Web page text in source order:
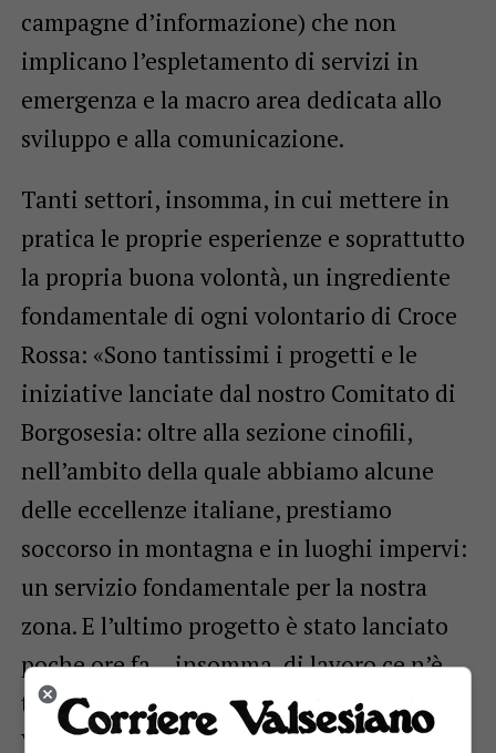
campagne d’informazione) che non
implicano l’espletamento di servizi in
emergenza e la macro area dedicata allo
sviluppo e alla comunicazione.
Tanti settori, insomma, in cui mettere in
pratica le proprie esperienze e soprattutto
la propria buona volontà, un ingrediente
fondamentale di ogni volontario di Croce
Rossa: «Sono tantissimi i progetti e le
iniziative lanciate dal nostro Comitato di
Borgosesia: oltre alla sezione cinofili,
nell’ambito della quale abbiamo alcune
delle eccellenze italiane, prestiamo
soccorso in montagna e in luoghi impervi:
un servizio fondamentale per la nostra
zona. E l’ultimo progetto è stato lanciato
poche ore fa… insomma, di lavoro ce n’è
tanto, anche nella sede distaccata a
Varallo, e abbiamo bisogno di persone